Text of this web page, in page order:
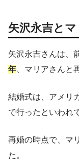
矢沢永吉と
矢沢永吉さんは、
年 、マリアさんと
結婚式は、アメリ
で行ったといわれ
再婚の時点で、マ
た。